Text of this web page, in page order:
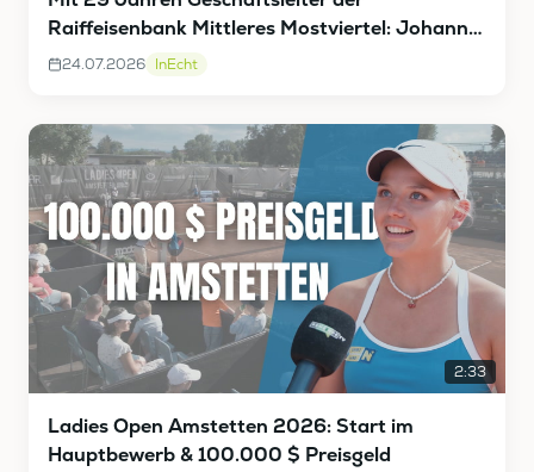
Raiffeisenbank Mittleres Mostviertel: Johann
Vieghofer InEcht
24.07.2026 InEcht
2:33
Ladies Open Amstetten 2026: Start im
Hauptbewerb & 100.000 $ Preisgeld